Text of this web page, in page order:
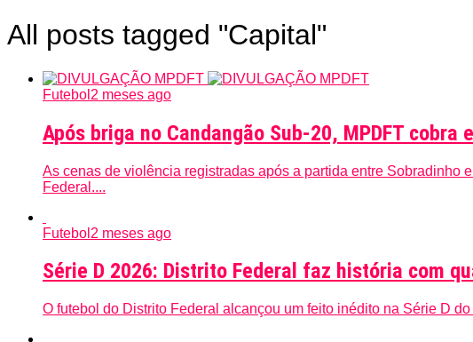
All posts tagged "Capital"
Futebol 2 meses ago
Após briga no Candangão Sub-20, MPDFT
As cenas de violência registradas após a partida entre Sobradinho
Federal....
Futebol 2 meses ago
Série D 2026: Distrito Federal faz história com
O futebol do Distrito Federal alcançou um feito inédito na Série D